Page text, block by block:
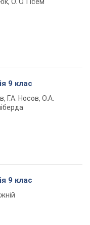
9 клас
Г.А. Носов, О.А.
9 клас